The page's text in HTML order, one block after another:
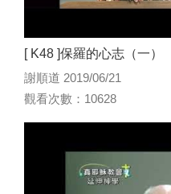
[ K48 ]保羅的心志（一）
謝順道 2019/06/21
觀看次數：10628